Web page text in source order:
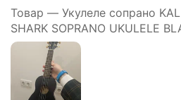
Товар — Укулеле сопрано
SHARK SOPRANO UKULELE